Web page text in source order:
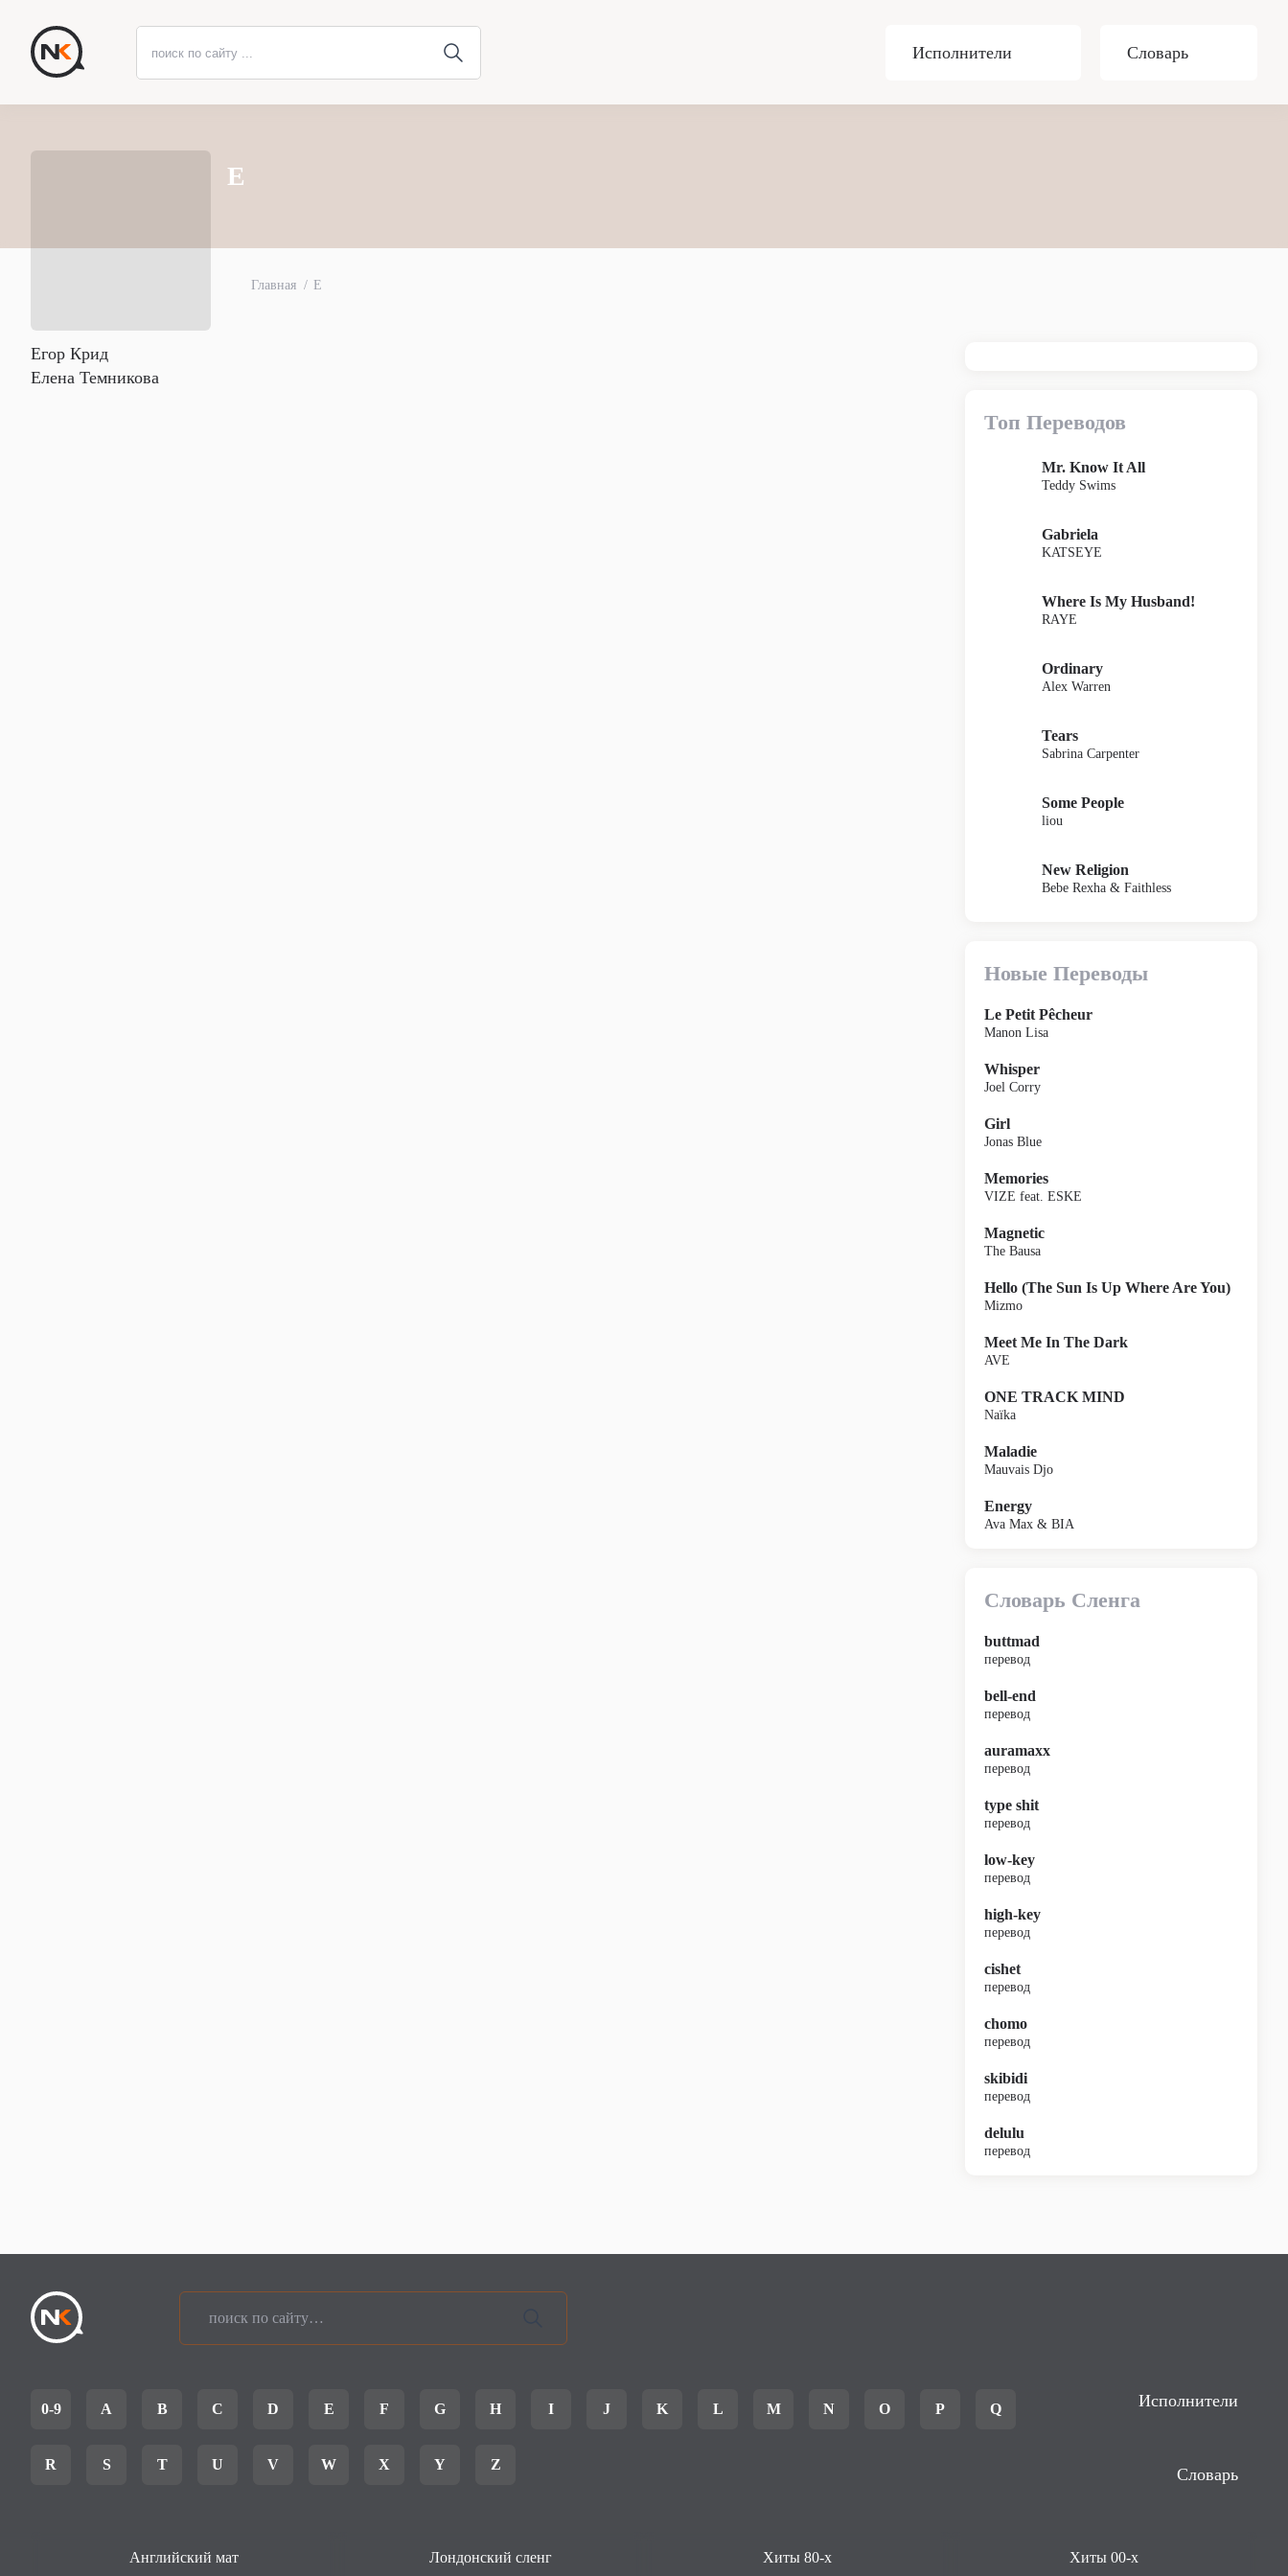
Исполнители Словарь
Е
Главная Е
Егор Крид
Елена Темникова
Топ Переводов
Mr. Know It All
Teddy Swims
Gabriela
KATSEYE
Where Is My Husband!
RAYE
Ordinary
Alex Warren
Tears
Sabrina Carpenter
Some People
liou
New Religion
Bebe Rexha & Faithless
Новые Переводы
Le Petit Pêcheur
Manon Lisa
Whisper
Joel Corry
Girl
Jonas Blue
Memories
VIZE feat. ESKE
Magnetic
The Bausa
Hello (The Sun Is Up Where Are You)
Mizmo
Meet Me In The Dark
AVE
ONE TRACK MIND
Naïka
Maladie
Mauvais Djo
Energy
Ava Max & BIA
Словарь Сленга
buttmad
перевод
bell-end
перевод
auramaxx
перевод
type shit
перевод
low-key
перевод
high-key
перевод
cishet
перевод
chomo
перевод
skibidi
перевод
delulu
перевод
0-9 A B C D E F G H I J K L M N O P Q
R S T U V W X Y Z
Исполнители
Словарь
Английский мат Лондонский сленг Хиты 80-х Хиты 00-х